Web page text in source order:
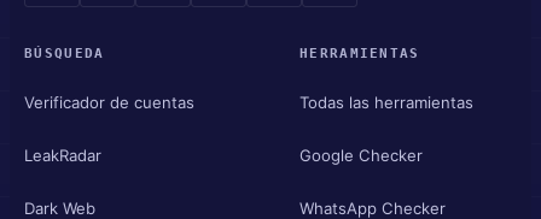
BÚSQUEDA
Verificador de cuentas
LeakRadar
Dark Web
HERRAMIENTAS
Todas las herramientas
Google Checker
WhatsApp Checker